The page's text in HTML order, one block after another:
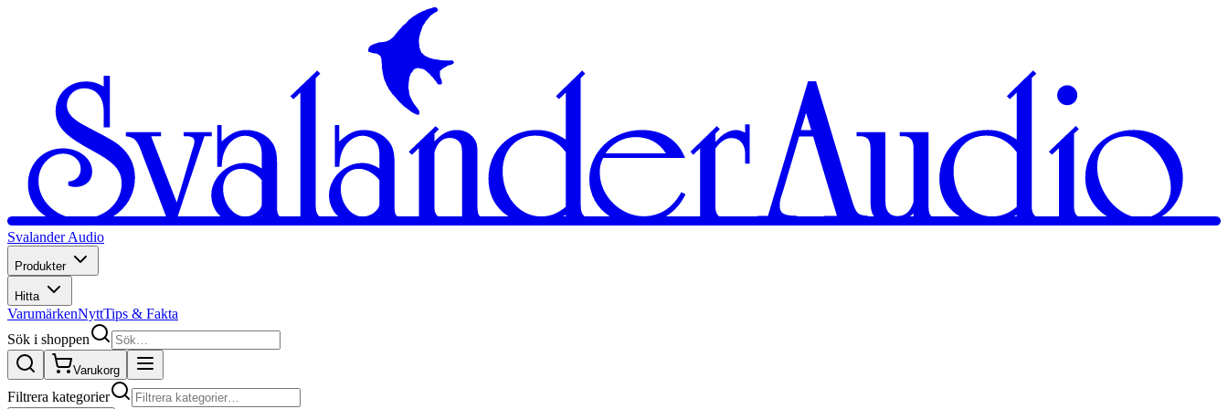
Svalander Audio
Produkter
Hitta
VarumärkenNyttTips & Fakta
Sök i shoppen
Varukorg
Filtrera kategorier